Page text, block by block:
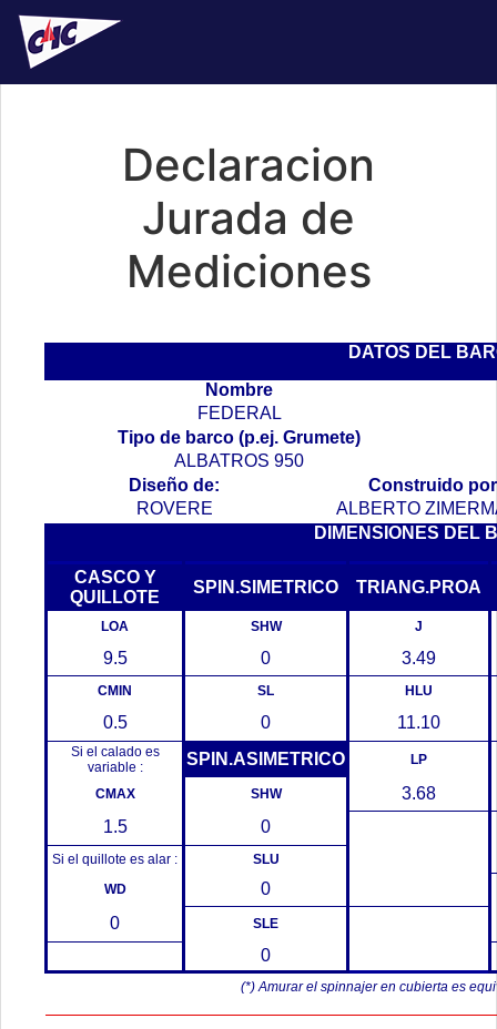
Declaracion
Jurada de
Mediciones
DATOS DEL
Nombre
FEDERAL
Tipo de barco (p.ej. Grumete)
ALBATROS 950
Diseño de:
Construido
ROVERE
ALBERTO
DIMENSIONES DEL
CASCO Y
QUILLOTE
SPIN.SIMETRICO TRIANG.PROA
LOA SHW J
9.5 0 3.49
CMIN SL HLU
0.5 0 11.10
Si el calado es
variable :
SPIN.ASIMETRICO LP
CMAX SHW
3.68
1.5
0
Si el quillote es alar :
SLU
WD
0
0
SLE
0
(*) Amurar el spinnajer en cubierta es